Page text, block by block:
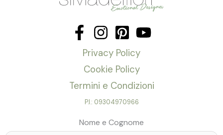
Privacy Policy
Cookie Policy
Termini e Condizioni
P.I.: 09304970966
Nome e Cognome